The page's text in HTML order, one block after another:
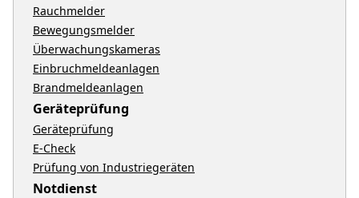
Rauchmelder
Bewegungsmelder
Überwachungskameras
Einbruchmeldeanlagen
Brandmeldeanlagen
Geräteprüfung
Geräteprüfung
E-Check
Prüfung von Industriegeräten
Notdienst